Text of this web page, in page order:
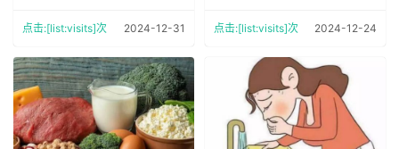
点击:[list:visits]次 2024-12-31 点击:[list:visits]次 2024-12-24